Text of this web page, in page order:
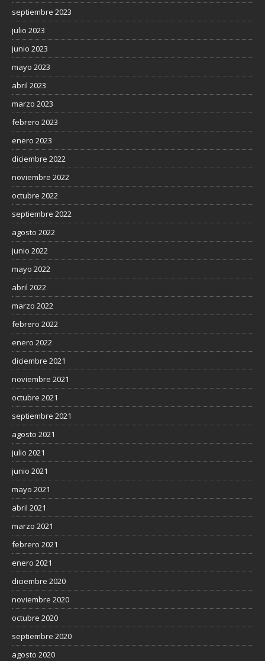
septiembre 2023
julio 2023
junio 2023
mayo 2023
abril 2023
marzo 2023
febrero 2023
enero 2023
diciembre 2022
noviembre 2022
octubre 2022
septiembre 2022
agosto 2022
junio 2022
mayo 2022
abril 2022
marzo 2022
febrero 2022
enero 2022
diciembre 2021
noviembre 2021
octubre 2021
septiembre 2021
agosto 2021
julio 2021
junio 2021
mayo 2021
abril 2021
marzo 2021
febrero 2021
enero 2021
diciembre 2020
noviembre 2020
octubre 2020
septiembre 2020
agosto 2020